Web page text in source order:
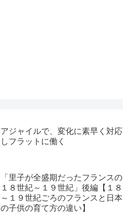
アジャイルで、変化に素早く対応
しフラットに働く
「里子が全盛期だったフランスの
１８世紀～１９世紀」後編【１８
～１９世紀ごろのフランスと日本
の子供の育て方の違い】